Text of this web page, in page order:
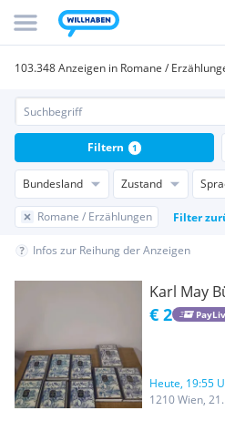
103.348 Anzeigen in Romane /
Bundesland Zustand
Romane / Erzählungen Filter
Filtern 1
Infos zur Reihung der Anzeigen
Karl May
€ 2
Heute, 19:55
1210 Wien,